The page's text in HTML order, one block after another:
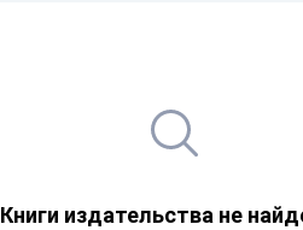
Книги издательства не